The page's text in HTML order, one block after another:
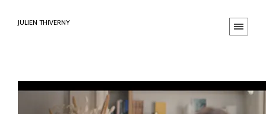
JULIEN THIVERNY